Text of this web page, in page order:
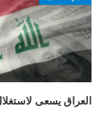
العراق يسعى